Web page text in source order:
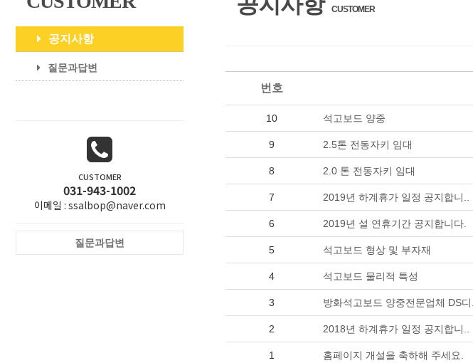
공지사항
질문과답변
CUSTOMER
031-943-1002
이메일 : ssalbop@naver.com
질문과답변
CUSTOMER
번호
10 석고보드 양중
9 2.5톤 전동자키 임대
8 2.0 톤 전동자키 임대
7 2019년 하계휴가 일정 공지합니..
6 2019년 설 연휴기간 공지합니다.
5 석고보드 형상 및 부자재
4 석고보드 물리적 특성
3 방화석고보드 양중전문업체 DS디..
2 2018년 하계휴가 일정 공지합니..
1 홈페이지 개설을 축하해 주세요.